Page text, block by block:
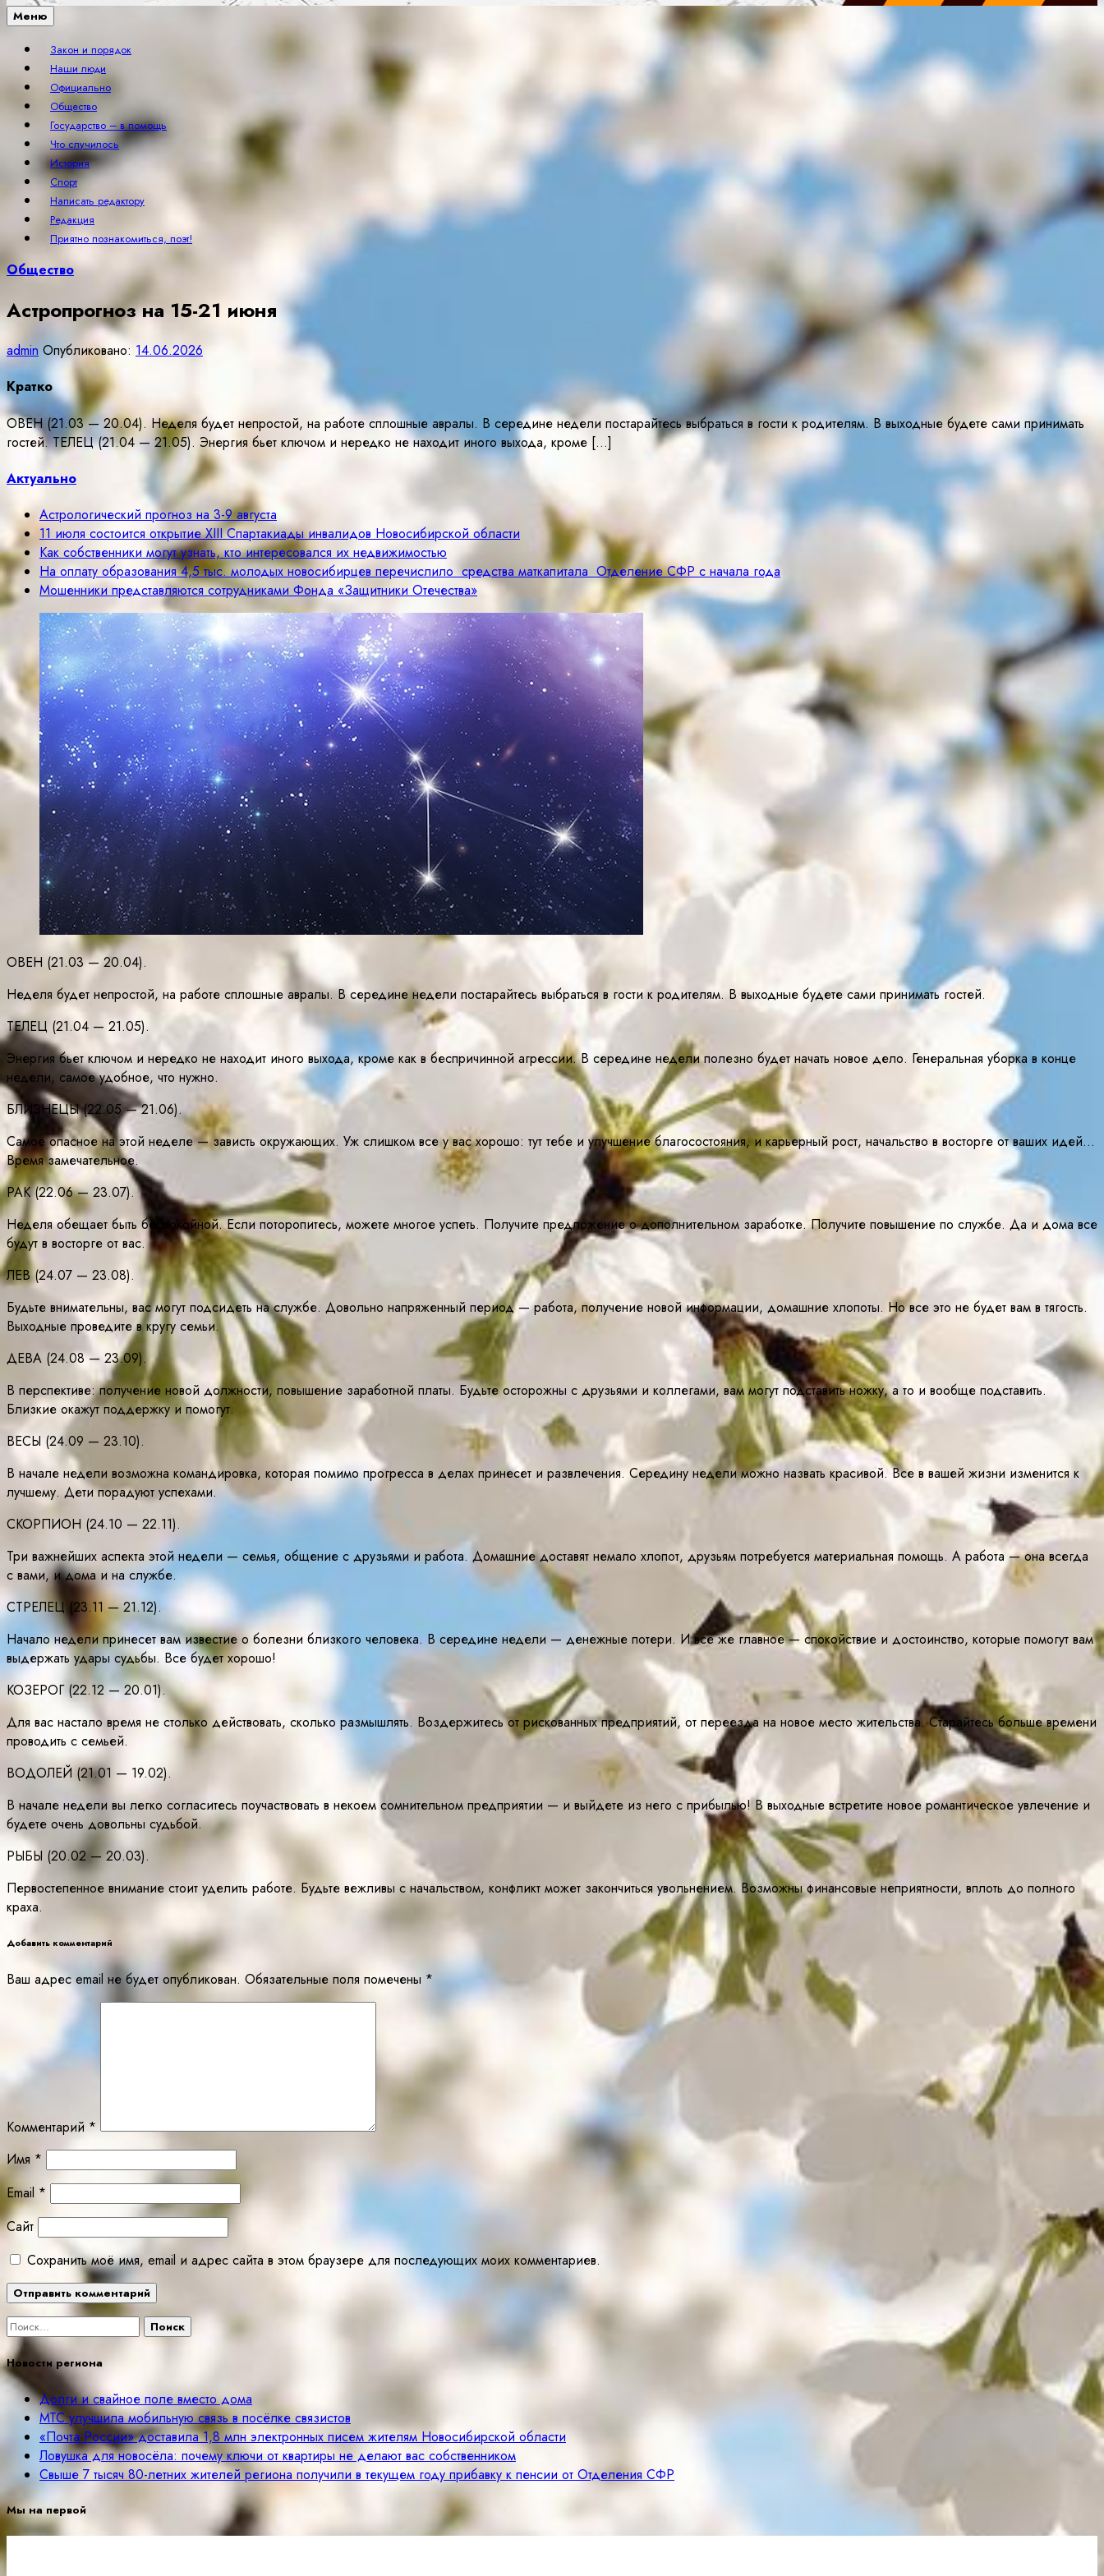
Меню
Закон и порядок
Наши люди
Официально
Общество
Государство – в помощь
Что случилось
История
Спорт
Написать редактору
Редакция
Приятно познакомиться, поэт!
Общество
Астропрогноз на 15-21 июня
admin Опубликовано: 14.06.2026
Кратко
ОВЕН (21.03 — 20.04). Неделя будет непростой, на работе сплошные авралы. В середине недели постарайтесь выбраться в гости к родителям. В выходные будете сами принимать
гостей. ТЕЛЕЦ (21.04 — 21.05). Энергия бьет ключом и нередко не находит иного выхода, кроме […]
Актуально
Астрологический прогноз на 3-9 августа
11 июля состоится открытие ХIII Спартакиады инвалидов Новосибирской области
Как собственники могут узнать, кто интересовался их недвижимостью
На оплату образования 4,5 тыс. молодых новосибирцев перечислило средства маткапитала Отделение СФР с начала года
Мошенники представляются сотрудниками Фонда «Защитники Отечества»
ОВЕН (21.03 — 20.04).
Неделя будет непростой, на работе сплошные авралы. В середине недели постарайтесь выбраться в гости к родителям. В выходные будете сами принимать гостей.
ТЕЛЕЦ (21.04 — 21.05).
Энергия бьет ключом и нередко не находит иного выхода, кроме как в беспричинной агрессии. В середине недели полезно будет начать новое дело. Генеральная уборка в конце
недели, самое удобное, что нужно.
БЛИЗНЕЦЫ (22.05 — 21.06).
Самое опасное на этой неделе — зависть окружающих. Уж слишком все у вас хорошо: тут тебе и улучшение благосостояния, и карьерный рост, начальство в восторге от ваших идей…
Время замечательное.
РАК (22.06 — 23.07).
Неделя обещает быть беспокойной. Если поторопитесь, можете многое успеть. Получите предложение о дополнительном заработке. Получите повышение по службе. Да и дома все
будут в восторге от вас.
ЛЕВ (24.07 — 23.08).
Будьте внимательны, вас могут подсидеть на службе. Довольно напряженный период — работа, получение новой информации, домашние хлопоты. Но все это не будет вам в тягость.
Выходные проведите в кругу семьи.
ДЕВА (24.08 — 23.09).
В перспективе: получение новой должности, повышение заработной платы. Будьте осторожны с друзьями и коллегами, вам могут подставить ножку, а то и вообще подставить.
Близкие окажут поддержку и помогут.
ВЕСЫ (24.09 — 23.10).
В начале недели возможна командировка, которая помимо прогресса в делах принесет и развлечения. Середину недели можно назвать красивой. Все в вашей жизни изменится к
лучшему. Дети порадуют успехами.
СКОРПИОН (24.10 — 22.11).
Три важнейших аспекта этой недели — семья, общение с друзьями и работа. Домашние доставят немало хлопот, друзьям потребуется материальная помощь. А работа — она всегда
с вами, и дома и на службе.
СТРЕЛЕЦ (23.11 — 21.12).
Начало недели принесет вам известие о болезни близкого человека. В середине недели — денежные потери. И все же главное — спокойствие и достоинство, которые помогут вам
выдержать удары судьбы. Все будет хорошо!
КОЗЕРОГ (22.12 — 20.01).
Для вас настало время не столько действовать, сколько размышлять. Воздержитесь от рискованных предприятий, от переезда на новое место жительства. Старайтесь больше времени
проводить с семьей.
ВОДОЛЕЙ (21.01 — 19.02).
В начале недели вы легко согласитесь поучаствовать в некоем сомнительном предприятии — и выйдете из него с прибылью! В выходные встретите новое романтическое увлечение и
будете очень довольны судьбой.
РЫБЫ (20.02 — 20.03).
Первостепенное внимание стоит уделить работе. Будьте вежливы с начальством, конфликт может закончиться увольнением. Возможны финансовые неприятности, вплоть до полного
краха.
Добавить комментарий
Ваш адрес email не будет опубликован. Обязательные поля помечены *
Комментарий *
Имя *
Email *
Сайт
Сохранить моё имя, email и адрес сайта в этом браузере для последующих моих комментариев.
Найти:
Новости региона
Долги и свайное поле вместо дома
МТС улучшила мобильную связь в посёлке связистов
«Почта России» доставила 1,8 млн электронных писем жителям Новосибирской области
Ловушка для новосёла: почему ключи от квартиры не делают вас собственником
Свыше 7 тысяч 80-летних жителей региона получили в текущем году прибавку к пенсии от Отделения СФР
Мы на первой